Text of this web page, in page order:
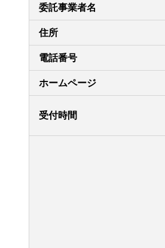
委託事業者名
住所
電話番号
ホームページ
受付時間